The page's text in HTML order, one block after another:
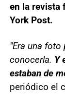
en la revista
York Post.
"Era una foto
conocerla. Y
estaban de
periódico el